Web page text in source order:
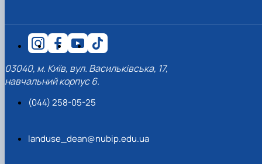
03040, м. Київ, вул. Васильківська, 17,
навчальний корпус 6.
(044) 258-05-25
landuse_dean@nubip.edu.ua